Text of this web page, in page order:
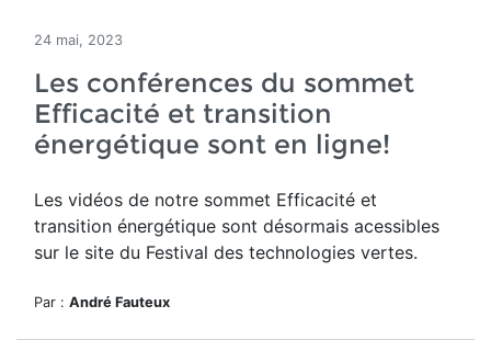
24 mai, 2023
Les conférences du sommet
Efficacité et transition
énergétique sont en ligne!
Les vidéos de notre sommet Efficacité et
transition énergétique sont désormais acessibles
sur le site du Festival des technologies vertes.
Par : André Fauteux